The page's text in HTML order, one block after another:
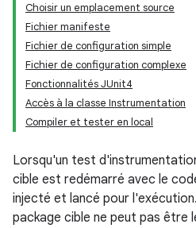
Choisir un emplacement source
Fichier manifeste
Fichier de configuration simple
Fichier de configuration complexe
Fonctionnalités JUnit4
Accès à la classe Instrumentation
Compiler et tester en local
Lorsqu'un test
cible est redémarré avec le
injecté et lancé pour
package cible ne peut pas être